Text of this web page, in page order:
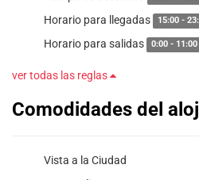
Horario para llegadas 15:00 -
Horario para salidas 0:00 - 11:00
ver todas las reglas
Comodidades del
Vista a la Ciudad